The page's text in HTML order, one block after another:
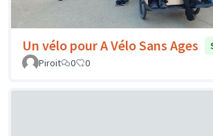
Un vélo pour A Vélo Sans Ages
Piroit
0 0